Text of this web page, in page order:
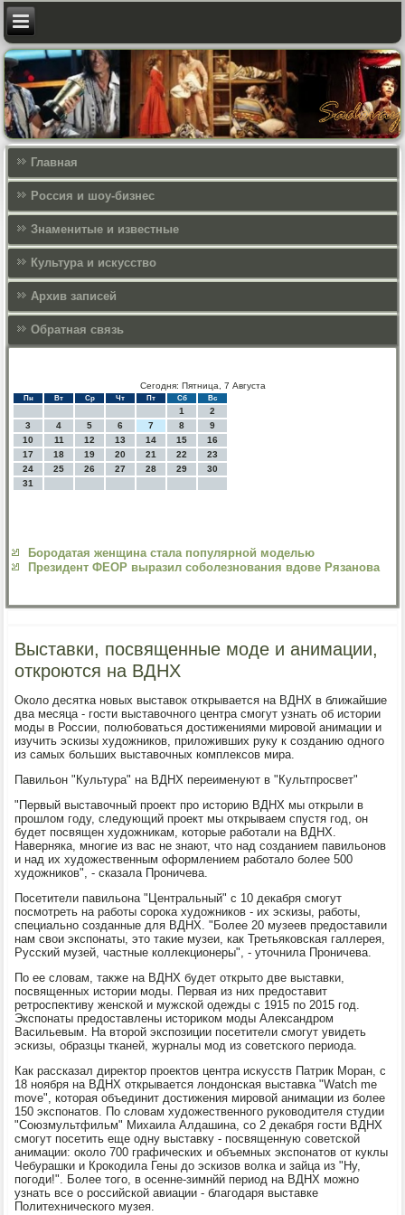
Главная
Россия и шоу-бизнес
Знаменитые и известные
Культура и искусcтво
Архив записей
Обратная связь
Сегодня: Пятница, 7 Августа
Пн Вт Ср Чт Пт Сб Вс
1
2
3
4 5 6 7 8
9
10
11 12 13 14 15
16
17
18 19 20 21 22
23
24
25 26 27 28 29
30
31
Бородатая женщина стала популярной моделью
Президент ФЕОР выразил соболезнования вдове Рязанова
Выставки, посвященные моде и анимации,
откроются на ВДНХ
Около десятка новых выставок открывается на ВДНХ в ближайшие
два месяца - гости выставочного центра смогут узнать об истории
моды в России, полюбоваться достижениями мировой анимации и
изучить эскизы художников, приложивших руку к созданию одного
из самых больших выставочных комплексов мира.
Павильон "Культура" на ВДНХ переименуют в "Культпросвет"
"Первый выставочный проект про историю ВДНХ мы открыли в
прошлом году, следующий проект мы открываем спустя год, он
будет посвящен художникам, которые работали на ВДНХ.
Наверняка, многие из вас не знают, что над созданием павильонов
и над их художественным оформлением работало более 500
художников", - сказала Проничева.
Посетители павильона "Центральный" с 10 декабря смогут
посмотреть на работы сорока художников - их эскизы, работы,
специально созданные для ВДНХ. "Более 20 музеев предоставили
нам свои экспонаты, это такие музеи, как Третьяковская галлерея,
Русский музей, частные коллекционеры", - уточнила Проничева.
По ее словам, также на ВДНХ будет открыто две выставки,
посвященных истории моды. Первая из них предоставит
ретроспективу женской и мужской одежды с 1915 по 2015 год.
Экспонаты предоставлены историком моды Александром
Васильевым. На второй экспозиции посетители смогут увидеть
эскизы, образцы тканей, журналы мод из советского периода.
Как рассказал директор проектов центра искусств Патрик Моран, с
18 ноября на ВДНХ открывается лондонская выставка "Watch me
move", которая объединит достижения мировой анимации из более
150 экспонатов. По словам художественного руководителя студии
"Союзмультфильм" Михаила Алдашина, со 2 декабря гости ВДНХ
смогут посетить еще одну выставку - посвященную советской
анимации: около 700 графических и объемных экспонатов от куклы
Чебурашки и Крокодила Гены до эскизов волка и зайца из "Ну,
погоди!". Более того, в осенне-зимнйй период на ВДНХ можно
узнать все о российской авиации - благодаря выставке
Политехнического музея.